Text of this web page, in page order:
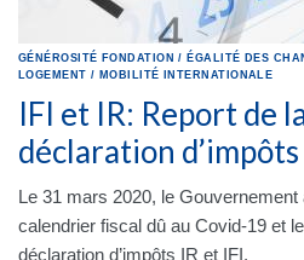
GÉNÉROSITÉ FONDATION / ÉGALITÉ DES
LOGEMENT / MOBILITÉ INTERNATIONALE
IFI et IR: Report de
déclaration d’impôts
Le 31 mars 2020, le
calendrier fiscal dû au Covid-19 et
déclaration d’impôts IR et IFI.